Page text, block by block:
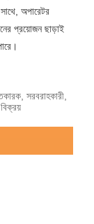
সাথে, অপারেটর
প্রয়োজন ছাড়াই
সরবরাহকারী,